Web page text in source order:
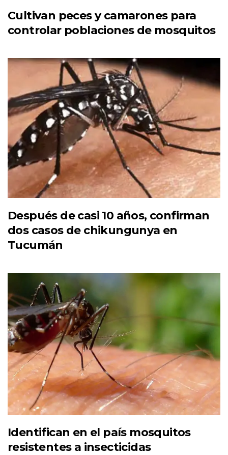
Cultivan peces y camarones para
controlar poblaciones de mosquitos
Después de casi 10 años, confirman
dos casos de chikungunya en
Tucumán
Identifican en el país mosquitos
resistentes a insecticidas